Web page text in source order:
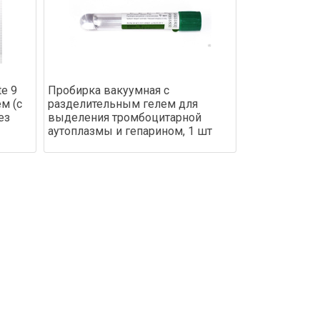
9
(с
Пробирка вакуумная с
разделительным гелем для
выделения тромбоцитарной
аутоплазмы и гепарином, 1 шт